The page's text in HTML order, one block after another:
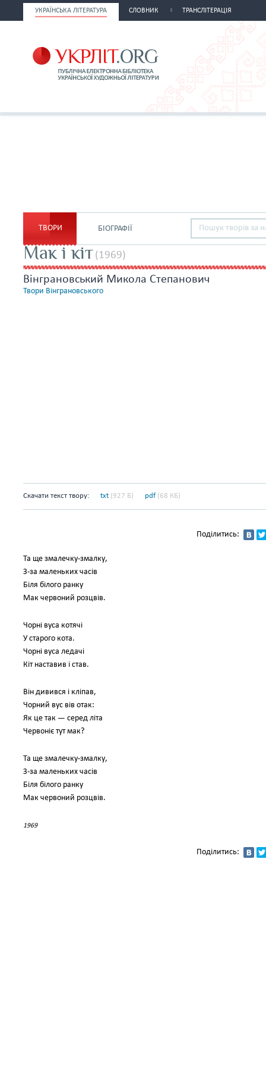
УКРАЇНСЬКА ЛІТЕРАТУРА СЛОВНИК ТРАНСЛІТЕРАЦІЯ
ТВОРИ БІОГРАФІЇ
Мак і кіт (1969)
Вінграновський Микола Степанович
Твори Вінграновського
Скачати текст твору: txt (927 Б) pdf (68 КБ)
Поділитись:
Та ще змалечку-змалку,
З-за маленьких часів
Біля білого ранку
Мак червоний розцвів.
Чорні вуса котячі
У старого кота.
Чорні вуса ледачі
Кіт наставив і став.
Він дивився і кліпав,
Чорний вус вів отак:
Як це так — серед літа
Червоніє тут мак?
Та ще змалечку-змалку,
З-за маленьких часів
Біля білого ранку
Мак червоний розцвів.
1969
Поділитись: